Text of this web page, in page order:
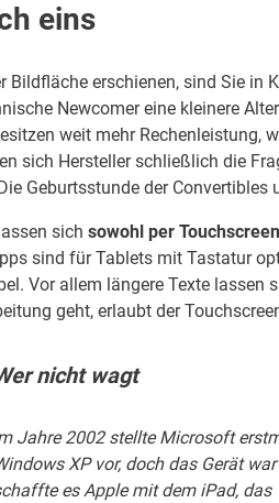
eins
Bildfläche erschienen, sind Sie in
Newcomer eine kleinere
weit mehr Rechenleistung,
sich Hersteller schließlich die
Geburtsstunde der
sich sowohl per
sind für Tablets mit Tastatur
Vor allem längere Texte lassen
geht, erlaubt der
nicht wagt
Jahre 2002 stellteMicrosoft
XPvor, doch das Gerät
esApplemit dem iPad, das